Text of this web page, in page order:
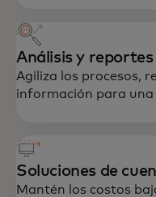
Análisis y reportes
Agiliza los procesos,
información para
Soluciones de
Mantén los costos